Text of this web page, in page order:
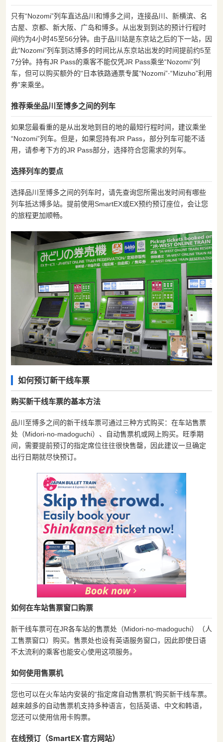
只有“Nozomi”列车直达品川和博多之间，连接品川、新横滨、名
古屋、京都、新大阪、广岛和博多。从出发到到达的预计行程时
间约为4小时45至56分钟。由于品川站是东京站之后的下一站，因
此“Nozomi”列车到达博多的时间比从东京站出发的时间提前约5至
7分钟。持有JR Pass的乘客不能仅凭JR Pass乘坐“Nozomi”列
车，但可以购买额外的“日本铁路通票专属“Nozomi”·“Mizuho”利用
券”来乘坐。
推荐乘坐品川至博多之间的列车
如果您最看重的是从出发地到目的地的最短行程时间，建议乘坐
“Nozomi”列车。但是，如果您持有JR Pass，部分列车可能不适
用，请参考下方的JR Pass部分，选择符合您需求的列车。
选择列车的要点
选择品川至博多之间的列车时，请先查询您所需出发时间有哪些
列车抵达博多站。提前使用SmartEX或EX预约预订座位，会让您
的旅程更加顺畅。
如何预订新干线车票
购买新干线车票的基本方法
品川至博多之间的新干线车票可通过三种方式购买：在车站售票
处（Midori-no-madoguchi）、自动售票机或网上购买。旺季期
间，需要提前预订的指定席位往往很快售罄，因此建议一旦确定
出行日期就尽快预订。
如何在车站售票窗口购票
新干线车票可在JR各车站的售票处（Midori-no-madoguchi）（人
工售票窗口）购买。售票处也设有英语服务窗口，因此即使日语
不太流利的乘客也能安心使用这项服务。
如何使用售票机
您也可以在火车站内安装的“指定席自动售票机”购买新干线车票。
越来越多的自动售票机支持多种语言，包括英语、中文和韩语，
您还可以使用信用卡购票。
在线预订（SmartEX·官方网站）